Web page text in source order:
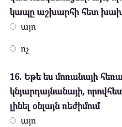
կապը աշխարհի հետ
այո
ոչ
16. Եթե ես մոռանայի
կնյարդայնանայի,
լինել օնլայն ռեժիմում
այո